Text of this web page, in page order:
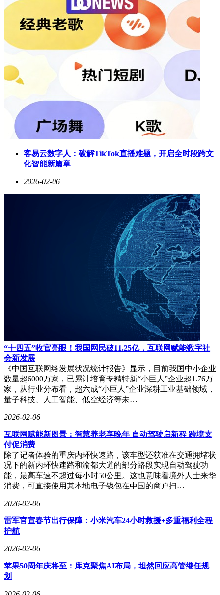
客易云数字人：破解TikTok直播难题，开启全时段跨文
化智能新篇章
2026-02-06
“十四五”收官亮眼！我国网民破11.25亿，互联网赋能数字社
会新发展
《中国互联网络发展状况统计报告》显示，目前我国中小企业
数量超6000万家，已累计培育专精特新“小巨人”企业超1.76万
家，从行业分布看，超六成“小巨人”企业深耕工业基础领域，
量子科技、人工智能、低空经济等未…
2026-02-06
互联网赋能新图景：智慧养老享晚年 自动驾驶启新程 跨境支
付促消费
除了记者体验的重庆内环快速路，该车型还获准在交通拥堵状
况下的新内环快速路和渝都大道的部分路段实现自动驾驶功
能，最高车速不超过每小时50公里。这也意味着境外人士来华
消费，可直接使用其本地电子钱包在中国的商户扫…
2026-02-06
雷军官宣春节出行保障：小米汽车24小时救援+多重福利全程
护航
2026-02-06
苹果50周年庆将至：库克聚焦AI布局，坦然回应高管继任规
划